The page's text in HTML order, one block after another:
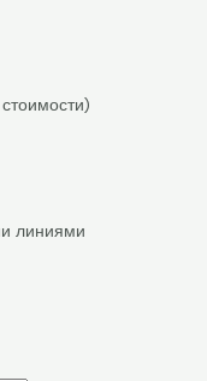
линиями